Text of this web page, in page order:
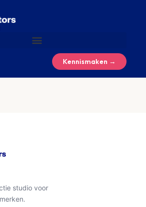
Kennismaken →
studio voor